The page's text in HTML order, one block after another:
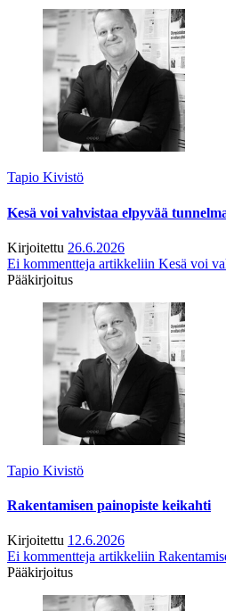
Tapio Kivistö
Kesä voi vahvistaa elpyvää
Kirjoitettu 26.6.2026
Ei kommentteja artikkeliin Kesä voi
Pääkirjoitus
Tapio Kivistö
Rakentamisen painopiste keikahti
Kirjoitettu 12.6.2026
Ei kommentteja artikkeliin
Pääkirjoitus